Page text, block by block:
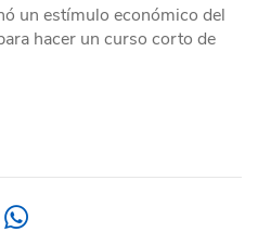
un estímulo económico del
hacer un curso corto de